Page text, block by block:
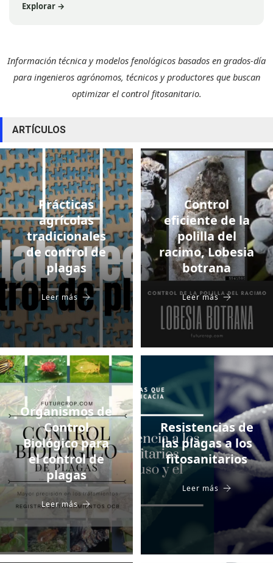
Explorar →
Información técnica y modelos fenológicos basados en grados-día
para ingenieros agrónomos, técnicos y productores que buscan
optimizar el control fitosanitario.
ARTÍCULOS
Prácticas
agrícolas
tradicionales
de control de
plagas
Leer más
Control
eficiente de la
polilla del
racimo, Lobesia
botrana
Leer más
Organismos de
Control
Biológico para
el control de
plagas
Leer más
Resistencias de
las plagas a los
fitosanitarios
Leer más